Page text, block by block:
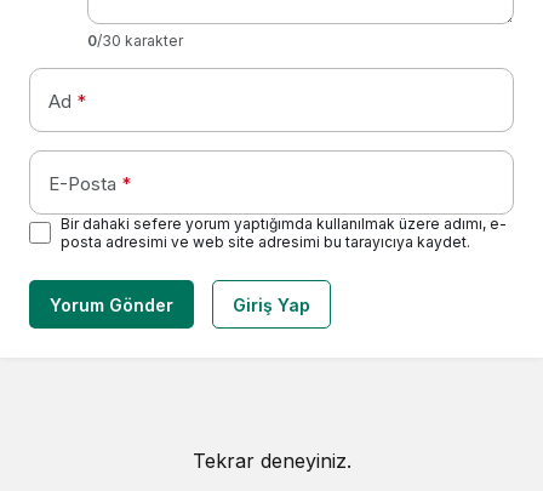
0/30 karakter
Ad *
E-Posta *
Bir dahaki sefere yorum yaptığımda kullanılmak üzere adımı, e-
posta adresimi ve web site adresimi bu tarayıcıya kaydet.
Yorum Gönder Giriş Yap
Tekrar deneyiniz.